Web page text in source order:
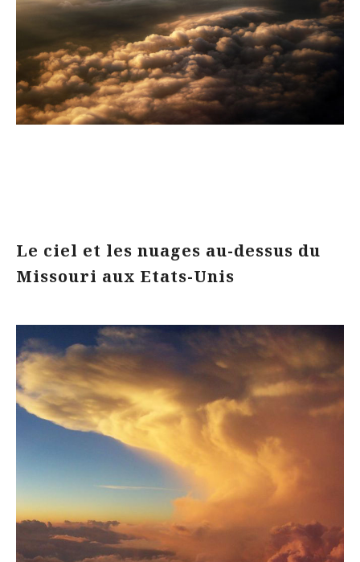
Le ciel et les nuages au-dessus du
Missouri aux Etats-Unis